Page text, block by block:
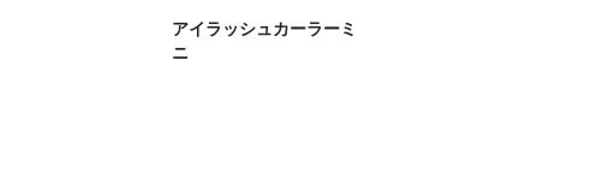
アイラッシュカーラーミ
ニ